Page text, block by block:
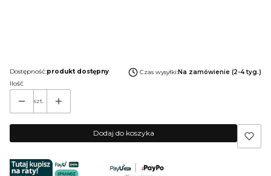
Dostępność:produkt dostępny Czas wysyłki:Na zamówienie (2-4 tyg.)
Ilość
szt.
Dodaj do koszyka